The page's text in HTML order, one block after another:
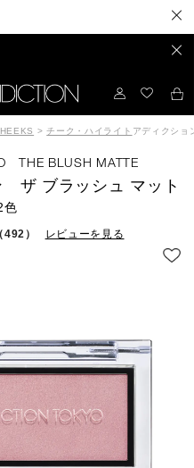
>チーク・ハイライト アディクシ
THE BLUSH MATTE
ザ ブラッシュ マット
色
（492） レビューを見る